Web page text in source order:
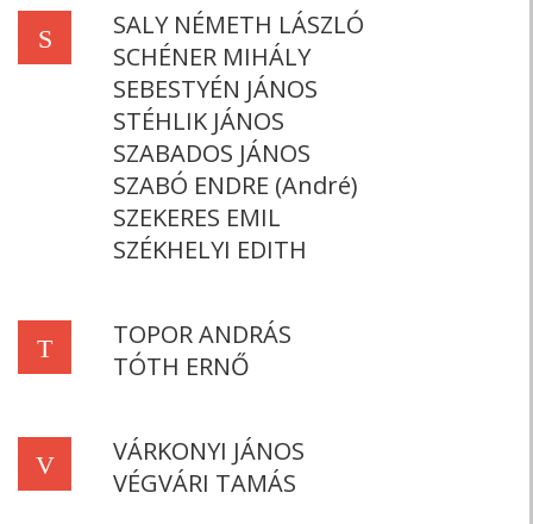
S
SALY NÉMETH LÁSZLÓ
SCHÉNER MIHÁLY
SEBESTYÉN JÁNOS
STÉHLIK JÁNOS
SZABADOS JÁNOS
SZABÓ ENDRE (André)
SZEKERES EMIL
SZÉKHELYI EDITH
T
TOPOR ANDRÁS
TÓTH ERNŐ
V
VÁRKONYI JÁNOS
VÉGVÁRI TAMÁS